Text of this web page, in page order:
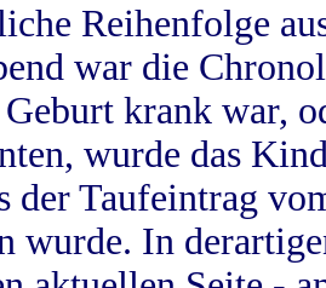
Reihenfolge
war die
krank war,
wurde das
der Taufeintrag
wurde. In